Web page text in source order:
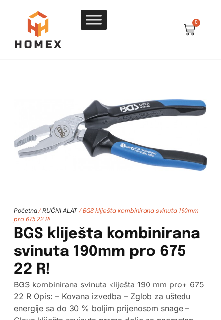
0
Početna/ RUČNI ALAT/ BGS kliješta kombinirana svinuta 190mm
pro 675 22 R!
BGS kliješta kombinirana
svinuta 190mm pro 675
22 R!
BGS kombinirana svinuta kliješta 190 mm pro+ 675
22 R Opis: – Kovana izvedba – Zglob za uštedu
energije sa do 30 % boljim prijenosom snage –